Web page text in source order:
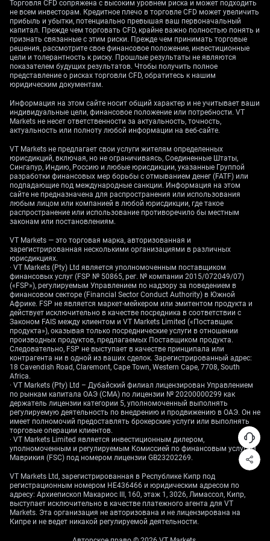
данные» (data-led — решения зависят от свежей
статистики). Теперь трейдерам сложнее опираться
на понятный план по ставкам. Данные по
инфляции, занятости, росту экономики и
выступления представителей ФРС стали влиять
сильнее.
holding the market’s hand when he took over
as Fed chairman. They were less prepared to
be jolted awake at his first conference by the
sound of a hawk who views taming inflation
as his biggest job.https://t.co/Rgpdvjb6Sx
— Bloomberg (@business)June 18, 2026
Первым давление почувствовало золото.
XAUUSD снизился после заседания ФРС: трейдеры
заложили в цены вероятность более жёсткой
политики позже в этом году. Металл опустился к
зоне $4 140, а доллар США держится около
годового максимума. Теперь вопрос в том, что это
было: обычная перестройка после заседания FOMC
(FOMC — комитет ФРС по операциям на открытом
рынке, он и принимает решение по ставке) или
начало более глубокой коррекции (коррекция —
заметное снижение после роста).
ФРС заставляет золото обороняться
Фон для золота стал сложнее.
Более высокие ставки повышают «цену ожидания»
владения золотом: золото не приносит процентный
доход, и при высоких ставках выгоднее держать
инструменты с доходностью. Сильный доллар
также делает металл дороже для покупателей с
другими валютами. Когда оба фактора действуют
вместе, золоту обычно нужна сильная поддержка
спроса «тихой гавани» (safe-haven — покупка
защитных активов во время стресса).
Торговля CFD сопряжена с высоким уровнем риска и может подходить
не всем инвесторам. Кредитное плечо в торговле CFD может увеличить
прибыль и убытки, потенциально превышая ваш первоначальный
капитал. Прежде чем торговать CFD, крайне важно полностью понять и
признать связанные с этим риски. Прежде чем принимать торговые
решения, рассмотрите свое финансовое положение, инвестиционные
цели и толерантность к риску. Прошлые результаты не являются
показателем будущих результатов. Чтобы получить полное
представление о рисках торговли CFD, обратитесь к нашим
юридическим документам.
Информация на этом сайте носит общий характер и не учитывает ваши
индивидуальные цели, финансовое положение или потребности. VT
Markets не несет ответственности за актуальность, точность,
актуальность или полноту любой информации на веб-сайте.
VT Markets не предлагает свои услуги жителям определенных
юрисдикций, включая, но не ограничиваясь, Соединенные Штаты,
Сингапур, Индию, Россию и любые юрисдикции, указанные Группой
разработки финансовых мер борьбы с отмыванием денег (FATF) или
подпадающие под международные санкции. Информация на этом
сайте не предназначена для распространения или использования
любым лицом или компанией в любой юрисдикции, где такое
распространение или использование противоречило бы местным
законам или постановлениям.
VT Markets — это торговая марка, авторизованная и
зарегистрированная несколькими организациями в различных
юрисдикциях.
· VT Markets (Pty) Ltd является уполномоченным поставщиком
финансовых услуг (FSP № 50865, рег. № компании 2015/072049/07)
(«FSP»), регулируемым Управлением по надзору за поведением в
финансовом секторе (Financial Sector Conduct Authority) в Южной
Африке. FSP не является маркет-мейкером или эмитентом продукта и
действует исключительно в качестве посредника в соответствии с
Законом FAIS между клиентом и VT Markets Limited («Поставщик
продукта»), оказывая только посреднические услуги в отношении
производных продуктов, предлагаемых Поставщиком продукта.
Следовательно, FSP не выступает в качестве принципала или
контрагента ни в одной из ваших сделок. Зарегистрированный адрес:
18 Cavendish Road, Claremont, Cape Town, Western Cape, 7708, South
Africa.
· VT Markets (Pty) Ltd – Дубайский филиал лицензирован Управлением
по рынкам капитала ОАЭ (CMA) по лицензии № 20200000299 как
держатель лицензии категории 5, уполномоченный выполнять
регулируемую деятельность по внедрению и продвижению в ОАЭ. Он не
имеет полномочий предоставлять брокерские услуги или выполнять
торговые операции клиентов.
· VT Markets Limited является инвестиционным дилером,
уполномоченным и регулируемым Комиссией по финансовым услугам
Маврикия (FSC) под номером лицензии GB23202269.
VT Markets Ltd, зарегистрированная в Республике Кипр под
регистрационным номером HE436466 и юридическим адресом по
адресу: Архиепископ Макариос III, 160, этаж 1, 3026, Лимассол, Кипр,
выступает исключительно в качестве платежного агента для VT
Markets. Эта организация не авторизована и не лицензирована на
Кипре и не ведет никакой регулируемой деятельности.